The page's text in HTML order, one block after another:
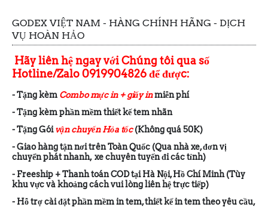
GODEX VIỆT NAM - HÀNG CHÍNH HÃNG - DỊCH
VỤ HOÀN HẢO
Hãy liên hệ ngay với Chúng tôi qua số
Hotline/Zalo 0919904826 để được:
- Tặng kèm Combo mực in + giấy inmiễn phí
- Tặng kèm phần mềm thiết kế tem nhãn
- Tặng Góivận chuyển Hỏa tốc(Không quá 50K)
- Giao hàng tận nơi trên Toàn Quốc (Qua nhà xe, đơn vị
chuyển phát nhanh, xe chuyên tuyến đi các tỉnh)
- Freeship + Thanh toán COD tại Hà Nội, Hồ Chí Minh (Tùy
khu vực và khoảng cách vui lòng liên hệ trực tiếp)
- Hỗ trợ cài đặt phần mềm in tem, thiết kế in tem theo yêu cầu,